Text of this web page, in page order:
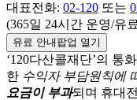
대표전화: 02-120 또는
(365일 24시간 운영/유료
유료 안내팝업 열기
‘120다산콜재단’의 통
한 수익자 부담원칙에
요금이 부과되며 휴대